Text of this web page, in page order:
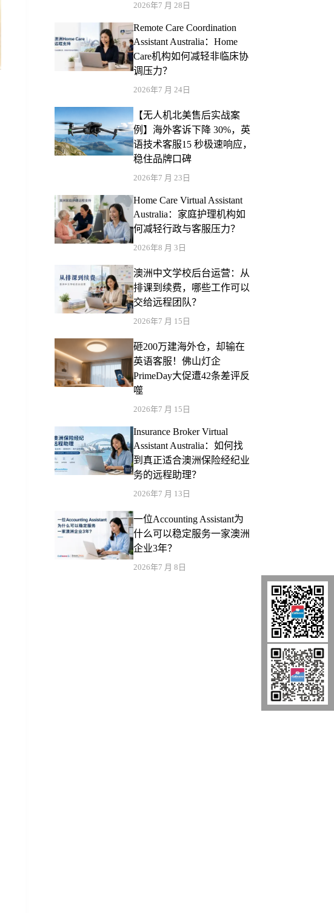
2026年7 月 28日
Remote Care Coordination
Assistant Australia：Home
Care机构如何减轻非临床协
调压力？
2026年7 月 24日
【无人机北美售后实战案
例】海外客诉下降 30%，英
语技术客服15 秒极速响应，
稳住品牌口碑
2026年7 月 23日
Home Care Virtual Assistant
Australia：家庭护理机构如
何减轻行政与客服压力？
2026年8 月 3日
澳洲中文学校后台运营：从
排课到续费，哪些工作可以
交给远程团队？
2026年7 月 15日
砸200万建海外仓，却输在
英语客服！佛山灯企
PrimeDay大促遭42条差评反
噬
2026年7 月 15日
Insurance Broker Virtual
Assistant Australia：如何找
到真正适合澳洲保险经纪业
务的远程助理？
2026年7 月 13日
一位Accounting Assistant为
什么可以稳定服务一家澳洲
企业3年？
2026年7 月 8日